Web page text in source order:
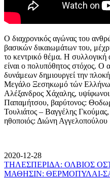
Ο διαχρονικός αγώνας του
βασικών δικαιωμάτων του,
το κεντρικό θέμα. Η συλλογική
είναι ο πολυπόθητος στόχος.
δυνάμεων δημιουργεί την
Μεγάλο Ξεσηκωμό τών
Αλέξανδρος Χάχαλης,
Παπαμήτσου, βαρύτονος:
Τουλιάτος – Βαγγέλης
ηθοποιός: Διώνη Αγγελοπούλου
2020-12-28
ΤΗΛΕΣΠΕΡΙΔΑ: ΟΛΒΙΟΣ
ΜΑΘΗΣΙΝ: ΘΕΡΜΟΠΥΛΑΙ-